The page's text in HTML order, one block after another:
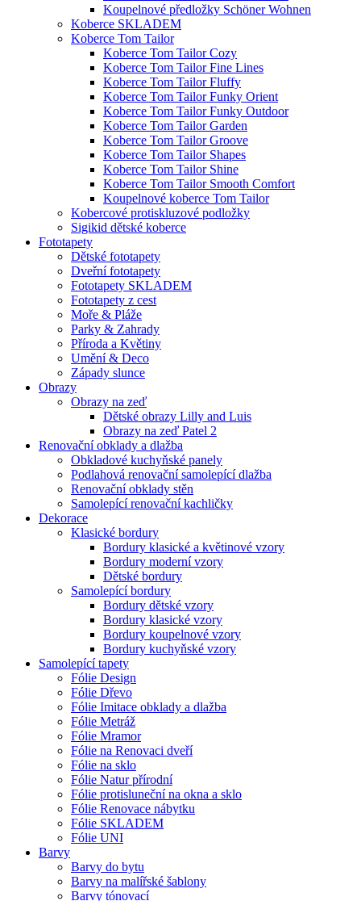
Koupelnové předložky Schöner Wohnen
Koberce SKLADEM
Koberce Tom Tailor
Koberce Tom Tailor Cozy
Koberce Tom Tailor Fine Lines
Koberce Tom Tailor Fluffy
Koberce Tom Tailor Funky Orient
Koberce Tom Tailor Funky Outdoor
Koberce Tom Tailor Garden
Koberce Tom Tailor Groove
Koberce Tom Tailor Shapes
Koberce Tom Tailor Shine
Koberce Tom Tailor Smooth Comfort
Koupelnové koberce Tom Tailor
Kobercové protiskluzové podložky
Sigikid dětské koberce
Fototapety
Dětské fototapety
Dveřní fototapety
Fototapety SKLADEM
Fototapety z cest
Moře & Pláže
Parky & Zahrady
Příroda a Květiny
Umění & Deco
Západy slunce
Obrazy
Obrazy na zeď
Dětské obrazy Lilly and Luis
Obrazy na zeď Patel 2
Renovační obklady a dlažba
Obkladové kuchyňské panely
Podlahová renovační samolepící dlažba
Renovační obklady stěn
Samolepící renovační kachličky
Dekorace
Klasické bordury
Bordury klasické a květinové vzory
Bordury moderní vzory
Dětské bordury
Samolepící bordury
Bordury dětské vzory
Bordury klasické vzory
Bordury koupelnové vzory
Bordury kuchyňské vzory
Samolepící tapety
Fólie Design
Fólie Dřevo
Fólie Imitace obklady a dlažba
Fólie Metráž
Fólie Mramor
Fólie na Renovaci dveří
Fólie na sklo
Fólie Natur přírodní
Fólie protisluneční na okna a sklo
Fólie Renovace nábytku
Fólie SKLADEM
Fólie UNI
Barvy
Barvy do bytu
Barvy na malířské šablony
Barvy tónovací